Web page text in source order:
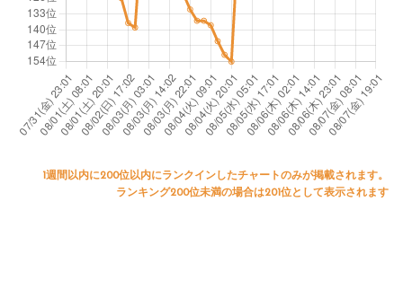
1週間以内に200位以内にランクインしたチャートのみが掲載されます。
ランキング200位未満の場合は201位として表示されます